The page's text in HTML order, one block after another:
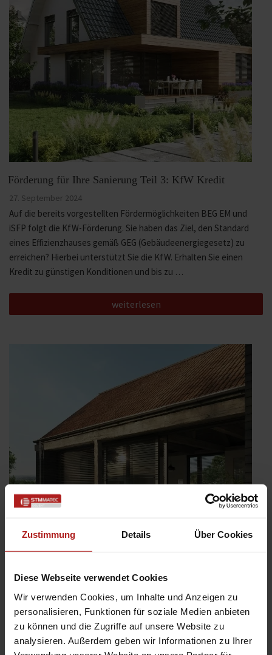
Zustimmung Details Über Cookies
Diese Webseite verwendet Cookies
Wir verwenden Cookies, um Inhalte und Anzeigen zu
personalisieren, Funktionen für soziale Medien anbieten
zu können und die Zugriffe auf unsere Website zu
analysieren. Außerdem geben wir Informationen zu Ihrer
Förderung für Ihre Sanierung Teil 3: KfW Kredit
Veröffentlicht
am
27. September 2024
Auf die bereits vorgestellten Fördermöglichkeiten BEG EM und
iSFP folgt die KfW-Förderung. Sie haben das Ziel, den Standard
eines Effizienzhauses gemäß GEG (Gebäudeenergiegesetz) zu
erreichen? Hierbei unterstützt Sie die KfW. Erhalten Sie einen
Kredit zu günstigen Konditionen und bis zu …
„Förderung
für
weiterlesen
Förderung für Ihre Sanierung Teil 2: Individueller
Sanierungsfahrplan (iSFP)
Veröffentlicht
am
In Teil 1 unserer Förderungsserie haben wir Ihnen mit der BEG EM